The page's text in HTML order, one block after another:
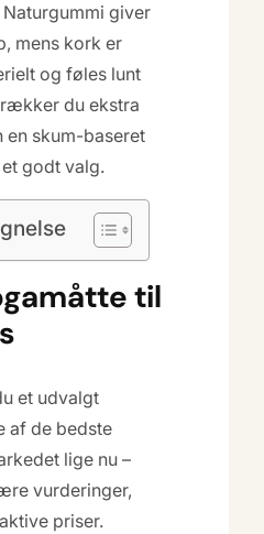
giver
mens kork er
og føles lunt
du ekstra
skum-baseret
godt valg.
til
et udvalgt
af de bedste
lige nu –
vurderinger,
priser.